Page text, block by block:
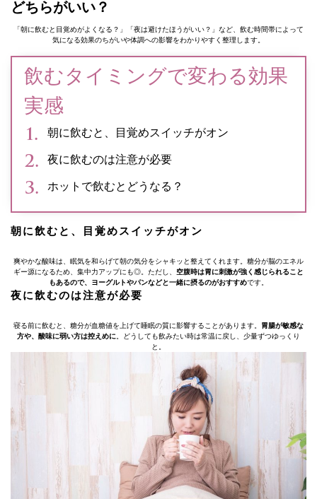
どちらがいい？
「朝に飲むと目覚めがよくなる？」「夜は避けたほうがいい？」など、飲む時間帯によって
気になる効果のちがいや体調への影響をわかりやすく整理します。
飲むタイミングで変わる効果
実感
朝に飲むと、目覚めスイッチがオン
夜に飲むのは注意が必要
ホットで飲むとどうなる？
朝に飲むと、目覚めスイッチがオン
爽やかな酸味は、眠気を和らげて朝の気分をシャキッと整えてくれます。糖分が脳のエネル
ギー源になるため、集中力アップにも◎。ただし、 空腹時は胃に刺激が強く感じられること
もあるので、ヨーグルトやパンなどと一緒に摂るのがおすすめです。
夜に飲むのは注意が必要
寝る前に飲むと、糖分が血糖値を上げて睡眠の質に影響することがあります。 胃腸が敏感な
方や、酸味に弱い方は控えめに 。どうしても飲みたい時は常温に戻し、少量ずつゆっくり
と。